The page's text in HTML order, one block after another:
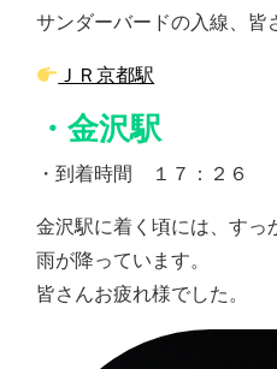
サンダーバードの入線、皆
ＪＲ京都駅
・金沢駅
・到着時間 １７：２６
金沢駅に着く頃には、すっ
雨が降っています。
皆さんお疲れ様でした。